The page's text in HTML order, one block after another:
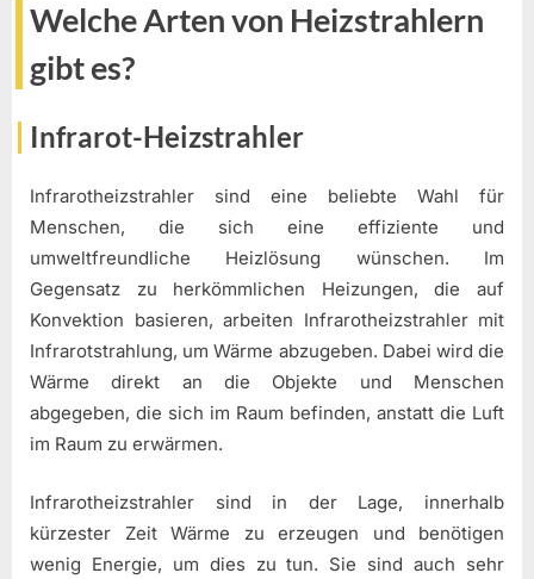
Welche Arten von Heizstrahlern
gibt es?
Infrarot-Heizstrahler
Infrarotheizstrahler sind eine beliebte Wahl für
Menschen, die sich eine effiziente und
umweltfreundliche Heizlösung wünschen. Im
Gegensatz zu herkömmlichen Heizungen, die auf
Konvektion basieren, arbeiten Infrarotheizstrahler mit
Infrarotstrahlung, um Wärme abzugeben. Dabei wird die
Wärme direkt an die Objekte und Menschen
abgegeben, die sich im Raum befinden, anstatt die Luft
im Raum zu erwärmen.
Infrarotheizstrahler sind in der Lage, innerhalb
kürzester Zeit Wärme zu erzeugen und benötigen
wenig Energie, um dies zu tun. Sie sind auch sehr